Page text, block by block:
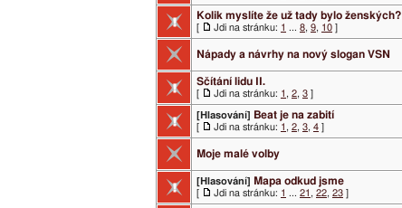
Kolik myslíte že už tady bylo ženských?
[ Jdi na stránku: 1 ... 8, 9, 10 ]
Nápady a návrhy na nový slogan VSN
Sčítání lidu II.
[ Jdi na stránku: 1 , 2, 3 ]
[Hlasování] Beat je na zabití
[ Jdi na stránku: 1 , 2, 3, 4 ]
Moje malé volby
[Hlasování] Mapa odkud jsme
[ Jdi na stránku: 1 ... 21 , 22, 23 ]